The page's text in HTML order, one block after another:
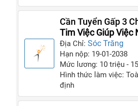
Cần Tuyển Gấp 3
Việc Cho Gia Đình
Tim Việc Giúp Việc
Đình
Địa Chỉ:Sóc Trăng
Hạn nộp: 19-01-2038
Mức lương: 10 triệu -
Hình thức làm việc:
định